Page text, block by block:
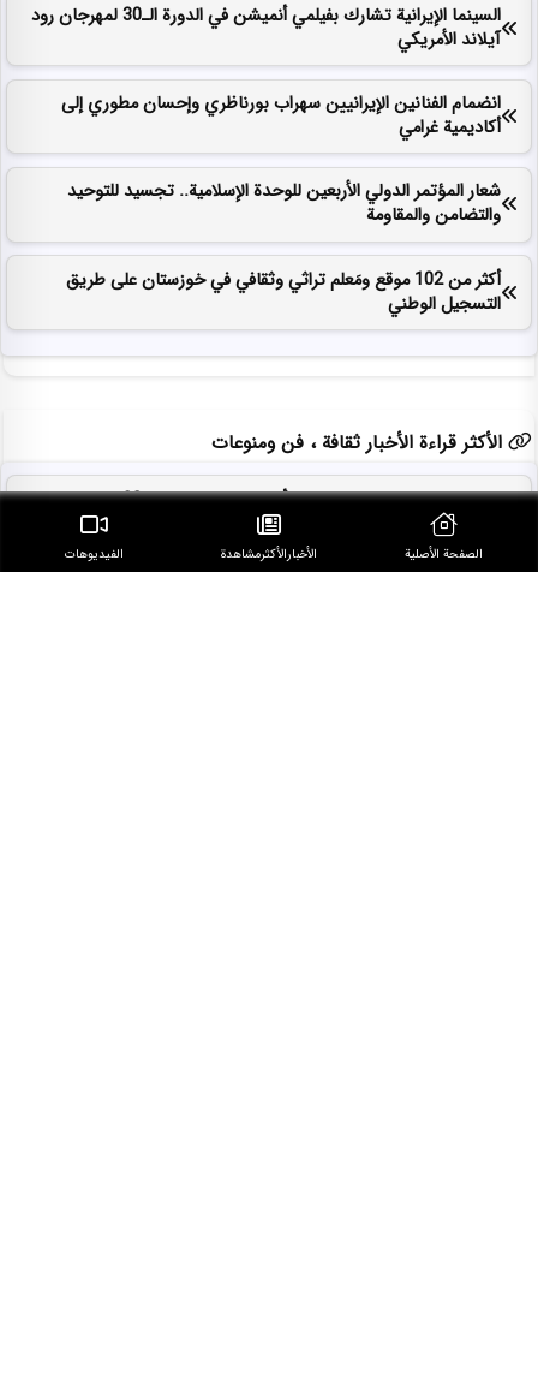
السينما الإيرانية تشارك بفيلمي أنميشن في الدورة الـ30 لمهرجان رود
آيلاند الأمريكي
انضمام الفنانين الإيرانيين سهراب بورناظري وإحسان مطوري إلى
أكاديمية غرامي
شعار المؤتمر الدولي الأربعين للوحدة الإسلامية.. تجسيد للتوحيد
والتضامن والمقاومة
أكثر من 102 موقع ومَعلم تراثي وثقافي في خوزستان على طريق
التسجيل الوطني
الأكثر قراءة الأخبار ثقافة ، فن ومنوعات
السينما الإيرانية تشارك بفيلمي أنميشن في الدورة الـ30 لمهرجان رود
آيلاند الأمريكي
الصفحة الأصلية الأخبار‌الأكثر‌مشاهدة الفيديوهات